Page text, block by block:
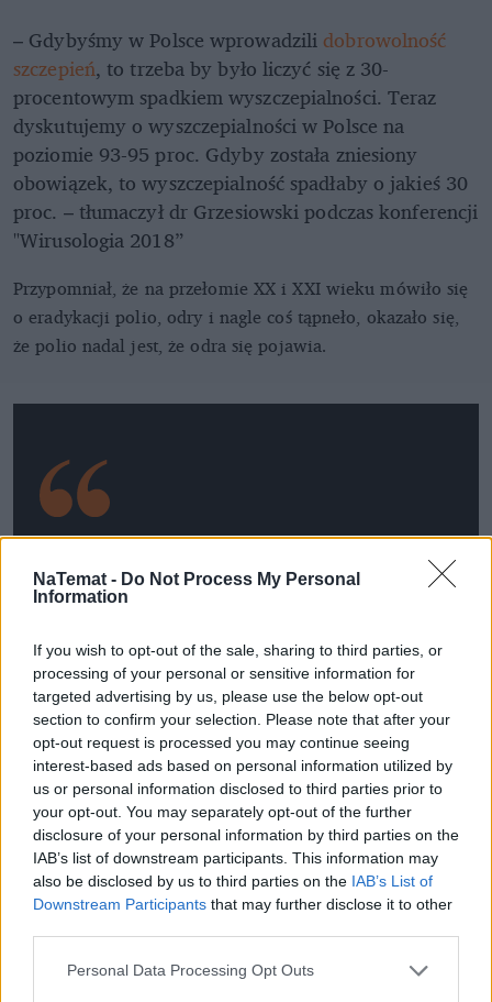
NaTemat - Do Not Process My Personal
Information
If you wish to opt-out of the sale, sharing to third parties, or
processing of your personal or sensitive information for
targeted advertising by us, please use the below opt-out
section to confirm your selection. Please note that after your
opt-out request is processed you may continue seeing
interest-based ads based on personal information utilized by
us or personal information disclosed to third parties prior to
your opt-out. You may separately opt-out of the further
disclosure of your personal information by third parties on the
IAB’s list of downstream participants. This information may
also be disclosed by us to third parties on the IAB’s List of
Downstream Participants that may further disclose it to other
Personal Data Processing Opt Outs
– Gdybyśmy w Polsce wprowadzili dobrowolność
szczepień, to trzeba by było liczyć się z 30-
procentowym spadkiem wyszczepialności. Teraz
dyskutujemy o wyszczepialności w Polsce na
poziomie 93-95 proc. Gdyby została zniesiony
obowiązek, to wyszczepialność spadłaby o jakieś 30
proc. – tłumaczył dr Grzesiowski podczas konferencji
"Wirusologia 2018”
Przypomniał, że na przełomie XX i XXI wieku mówiło się
o eradykacji polio, odry i nagle coś tąpneło, okazało się,
że polio nadal jest, że odra się pojawia.
Dr Paweł Grzesiowski
Prezes Fundacji Instytut Profilaktyki Zakażeń
od polio, ale nie możemy mówić o
której eradykację mieliśmy ogłosić w
2020 r., tymczasem stało się coś
odwrotnego, pojawiła się epidemia odry w
krajach rozwiniętych.
Dodaje, że powodem powrotu odry jest w dużej
mierze nieszczęsna praca Andrew Wakefielda, w
której na 12 przypadkach dowodził, że szczepionka